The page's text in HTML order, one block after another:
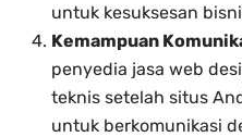
untuk kesuksesan
Kemampuan
penyedia jasa web
teknis setelah situs
untuk berkomunikasi